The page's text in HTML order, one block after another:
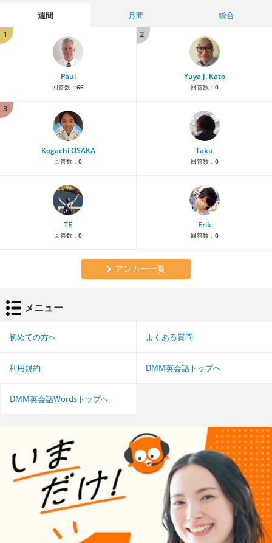
週間 月間
総合
1
Paul
回答数： 66
2
Yuya J. Kato
回答数： 0
3
Kogachi OSAKA
回答数： 0
Taku
回答数： 0
TE
回答数： 0
Erik
回答数： 0
アンカー一覧
メニュー
初めての方へ よくある質問
利用規約 DMM英会話トップへ
DMM英会話Wordsトップへ